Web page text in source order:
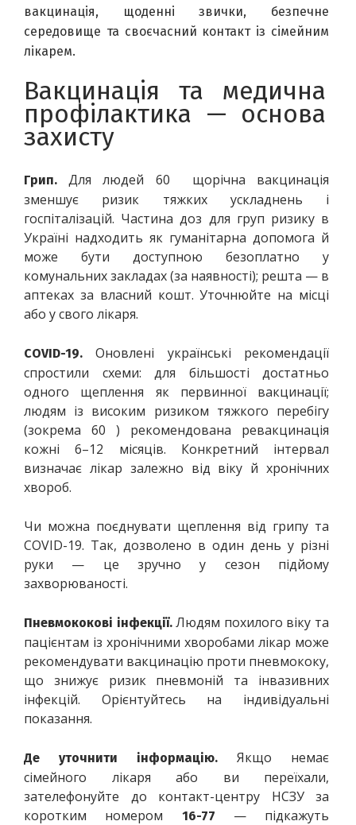
вакцинація, щоденні звички, безпечне
середовище та своєчасний контакт із сімейним
лікарем.
Вакцинація та медична
профілактика — основа
захисту
Грип. Для людей 60  щорічна вакцинація
зменшує ризик тяжких ускладнень і
госпіталізацій. Частина доз для груп ризику в
Україні надходить як гуманітарна допомога й
може бути доступною безоплатно у
комунальних закладах (за наявності); решта — в
аптеках за власний кошт. Уточнюйте на місці
або у свого лікаря.
COVID-19. Оновлені українські рекомендації
спростили схеми: для більшості достатньо
одного щеплення як первинної вакцинації;
людям із високим ризиком тяжкого перебігу
(зокрема 60 ) рекомендована ревакцинація
кожні 6–12 місяців. Конкретний інтервал
визначає лікар залежно від віку й хронічних
хвороб.
Чи можна поєднувати щеплення від грипу та
COVID-19. Так, дозволено в один день у різні
руки — це зручно у сезон підйому
захворюваності.
Пневмококові інфекції. Людям похилого віку та
пацієнтам із хронічними хворобами лікар може
рекомендувати вакцинацію проти пневмококу,
що знижує ризик пневмоній та інвазивних
інфекцій. Орієнтуйтесь на індивідуальні
показання.
Де уточнити інформацію. Якщо немає
сімейного лікаря або ви переїхали,
зателефонуйте до контакт-центру НСЗУ за
коротким номером
16-77
— підкажуть